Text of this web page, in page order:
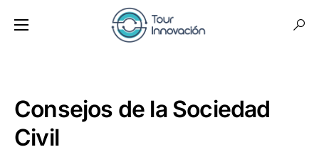
Consejos de la Sociedad
Civil